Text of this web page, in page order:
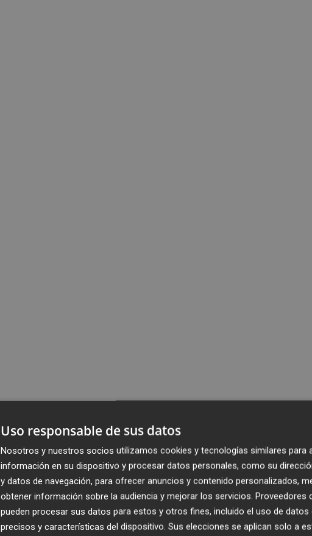
Uso responsable de sus datos
Nosotros y nuestros socios utilizamos cookies y tecnologías similares para
información en su dispositivo y procesar datos personales, como su
y datos de navegación, para ofrecer anuncios y contenido personalizados,
obtener información sobre la audiencia y mejorar los servicios. Proveedores
pueden procesar sus datos para estos y otros fines, incluido el uso de datos
precisos y características del dispositivo. Sus elecciones se aplican solo a